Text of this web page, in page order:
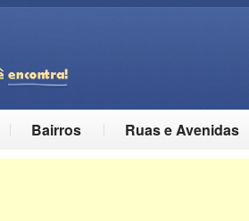
Bairros Ruas e Avenidas